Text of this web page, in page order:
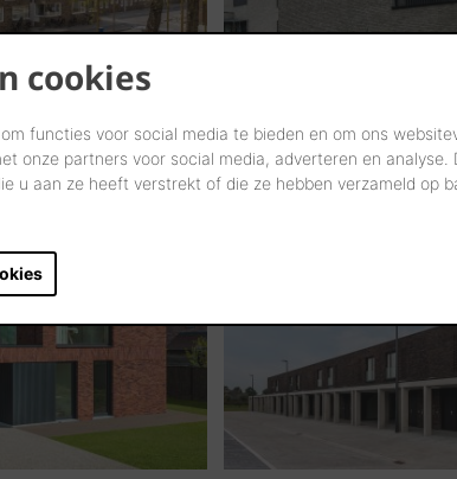
cookies
functies voor social media te bieden en om ons
onze partners voor social media, adverteren en analyse.
u aan ze heeft verstrekt of die ze hebben verzameld op